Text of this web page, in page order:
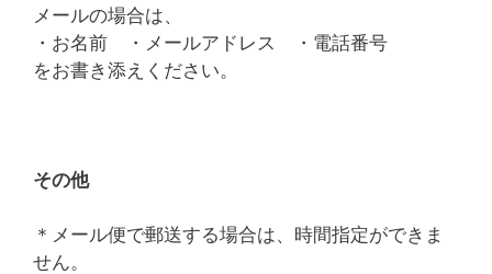
メールの場合は、
・お名前 ・メールアドレス ・電話番号
をお書き添えください。
その他
＊メール便で郵送する場合は、時間指定ができま
せん。